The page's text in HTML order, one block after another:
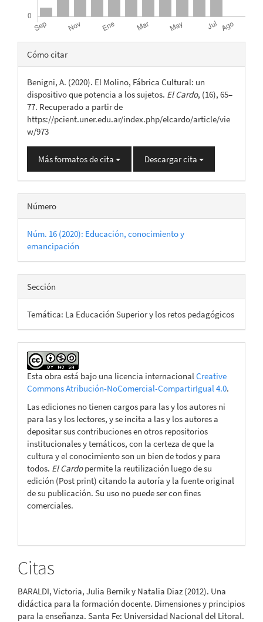
Detalles
del
artículo
Cómo citar
Benigni, A. (2020). El Molino, Fábrica Cultural: un
dispositivo que potencia a los sujetos. El Cardo, (16), 65–
77. Recuperado a partir de
https://pcient.uner.edu.ar/index.php/elcardo/article/vie
w/973
Más formatos de cita Descargar cita
Número
Núm. 16 (2020): Educación, conocimiento y
emancipación
Sección
Temática: La Educación Superior y los retos pedagógicos
Esta obra está bajo una licencia internacionalCreative
Commons Atribución-NoComercial-CompartirIgual 4.0.
Las ediciones no tienen cargos para las y los autores ni
para las y los lectores, y se incita a las y los autores a
depositar sus contribuciones en otros repositorios
institucionales y temáticos, con la certeza de que la
cultura y el conocimiento son un bien de todos y para
todos. El Cardopermite la reutilización luego de su
edición (Post print) citando la autoría y la fuente original
de su publicación. Su uso no puede ser con fines
comerciales.
Citas
BARALDI, Victoria, Julia Bernik y Natalia Diaz (2012). Una
didáctica para la formación docente. Dimensiones y principios
para la enseñanza. Santa Fe: Universidad Nacional del Litoral.